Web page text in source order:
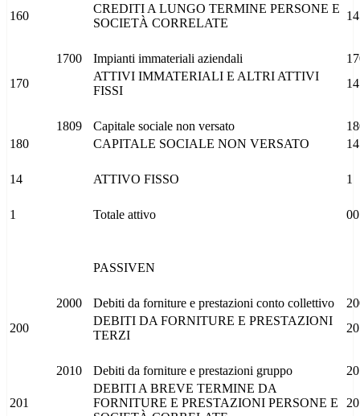
160
CREDITI A LUNGO TERMINE PERSONE E
SOCIETÀ CORRELATE
14
1700 Impianti immateriali aziendali
170
ATTIVI IMMATERIALI E ALTRI ATTIVI
FISSI
14
1809 Capitale sociale non versato
180
CAPITALE SOCIALE NON VERSATO 14
14 ATTIVO FISSO 1
1 Totale attivo 00
PASSIVEN
2000 Debiti da forniture e prestazioni conto collettivo
200
DEBITI DA FORNITURE E PRESTAZIONI
TERZI
20
2010 Debiti da forniture e prestazioni gruppo
201
DEBITI A BREVE TERMINE DA
FORNITURE E PRESTAZIONI PERSONE E
20